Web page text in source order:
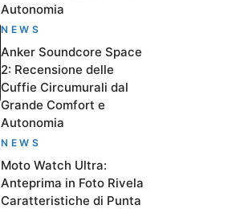
Autonomia
NEWS
Anker Soundcore Space
2: Recensione delle
Cuffie Circumurali dal
Grande Comfort e
Autonomia
NEWS
Moto Watch Ultra:
Anteprima in Foto Rivela
Caratteristiche di Punta